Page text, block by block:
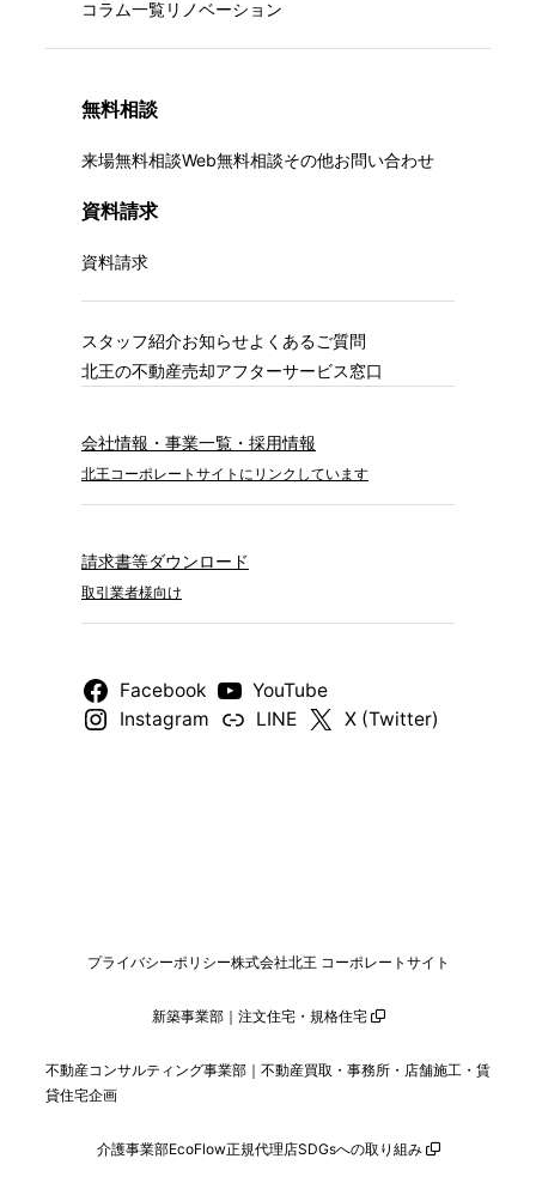
コラム一覧リノベーション
無料相談
来場無料相談Web無料相談その他お問い合わせ
資料請求
資料請求
スタッフ紹介お知らせよくあるご質問
北王の不動産売却アフターサービス窓口
会社情報・事業一覧・採用情報
北王コーポレートサイトにリンクしています
請求書等ダウンロード
取引業者様向け
Facebook
YouTube
Instagram
LINE X (Twitter)
プライバシーポリシー株式会社北王 コーポレートサイト
新築事業部｜注文住宅・規格住宅
不動産コンサルティング事業部｜不動産買取・事務所・店舗施工・賃
貸住宅企画
介護事業部EcoFlow正規代理店SDGsへの取り組み